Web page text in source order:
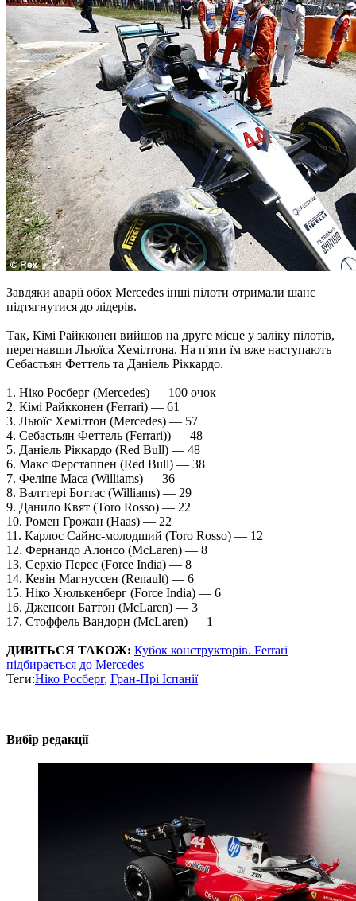
Завдяки аварії обох Mercedes інші пілоти отримали шанс
підтягнутися до лідерів.
Так, Кімі Райкконен вийшов на друге місце у заліку пілотів,
перегнавши Льюїса Хемілтона. На п'яти їм вже наступають
Себастьян Феттель та Даніель Ріккардо.
1. Ніко Росберг (Mercedes) — 100 очок
2. Кімі Райкконен (Ferrari) — 61
3. Льюїс Хемілтон (Mercedes) — 57
4. Себастьян Феттель (Ferrari)) — 48
5. Даніель Ріккардо (Red Bull) — 48
6. Макс Ферстаппен (Red Bull) — 38
7. Феліпе Маса (Williams) — 36
8. Валттері Боттас (Williams) — 29
9. Данило Квят (Toro Rosso) — 22
10. Ромен Грожан (Haas) — 22
11. Карлос Сайнс-молодший (Toro Rosso) — 12
12. Фернандо Алонсо (McLaren) — 8
13. Серхіо Перес (Force India) — 8
14. Кевін Магнуссен (Renault) — 6
15. Ніко Хюлькенберг (Force India) — 6
16. Дженсон Баттон (McLaren) — 3
17. Стоффель Вандорн (McLaren) — 1
ДИВІТЬСЯ ТАКОЖ: Кубок конструкторів. Ferrari
підбирається до Mercedes
Теги:Ніко Росберг, Гран-Прі Іспанії
Вибір редакції